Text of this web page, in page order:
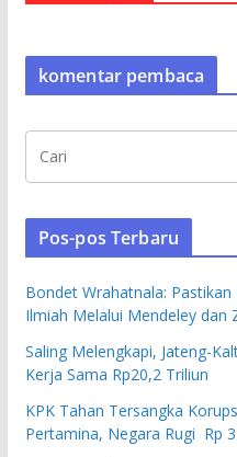
komentar pembaca
Pos-pos Terbaru
Bondet Wrahatnala:
Ilmiah Melalui Mendeley dan
Saling Melengkapi, Jateng-
Kerja Sama Rp20,2 Triliun
KPK Tahan Tersangka
Pertamina, Negara Rugi Rp